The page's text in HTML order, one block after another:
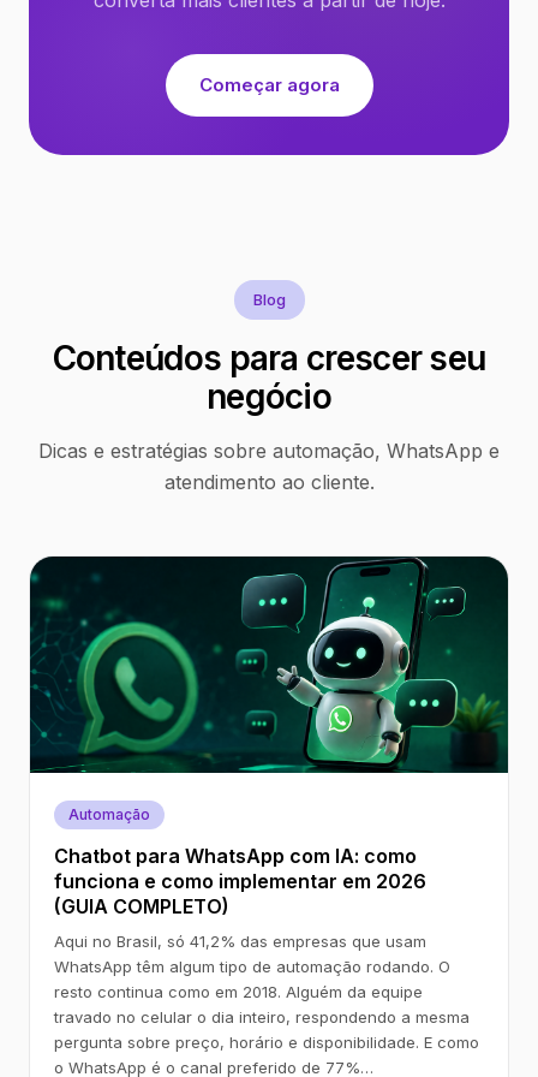
Começar agora
Blog
Conteúdos para crescer seu
negócio
Dicas e estratégias sobre automação, WhatsApp e
atendimento ao cliente.
Automação
Chatbot para WhatsApp com IA: como
funciona e como implementar em 2026
(GUIA COMPLETO)
Aqui no Brasil, só 41,2% das empresas que usam
WhatsApp têm algum tipo de automação rodando. O
resto continua como em 2018. Alguém da equipe
travado no celular o dia inteiro, respondendo a mesma
pergunta sobre preço, horário e disponibilidade. E como
o WhatsApp é o canal preferido de 77%…